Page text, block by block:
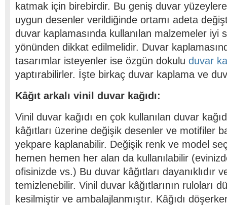
katmak için birebirdir. Bu geniş duvar
uygun desenler verildiğinde ortamı adeta
duvar kaplamasında kullanılan malzemeler iyi
yönünden dikkat edilmelidir. Duvar
tasarımlar isteyenler ise özgün dokulu duvar
yaptırabilirler. İşte birkaç duvar kaplama ve
Kâğıt arkalı vinil duvar kağıdı:
Vinil duvar kağıdı en çok kullanılan duvar
kâğıtları üzerine değişik desenler ve motifiler
yekpare kaplanabilir. Değişik renk ve model
hemen hemen her alan da kullanılabilir
ofisinizde vs.) Bu duvar kâğıtları dayanıklıdır
temizlenebilir. Vinil duvar kâğıtlarının ruloları
kesilmiştir ve ambalajlanmıştır. Kâğıdı